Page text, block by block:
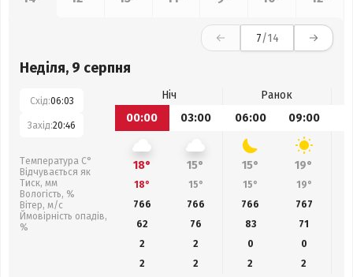
7/14
Неділя, 9 серпня
Схід:06:03
Захід:20:46
Температура С°
Відчувається як
Тиск, мм
Вологість, %
Вітер, м/с
Ймовірність опадів,
%
Ніч
Ранок
00:00
03:00 06:00 09:00
18° 15° 15° 19°
18° 15° 15° 19°
766
766 766 767
62
76 83 71
2
2 0
0
2
2 2 2